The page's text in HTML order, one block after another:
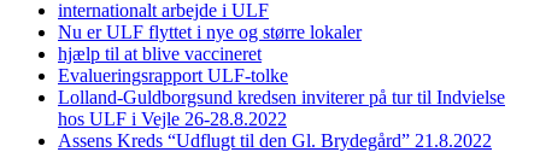
internationalt arbejde i ULF
Nu er ULF flyttet i nye og større lokaler
hjælp til at blive vaccineret
Evalueringsrapport ULF-tolke
Lolland-Guldborgsund kredsen inviterer på tur til Indvielse
hos ULF i Vejle 26-28.8.2022
Assens Kreds “Udflugt til den Gl. Brydegård” 21.8.2022